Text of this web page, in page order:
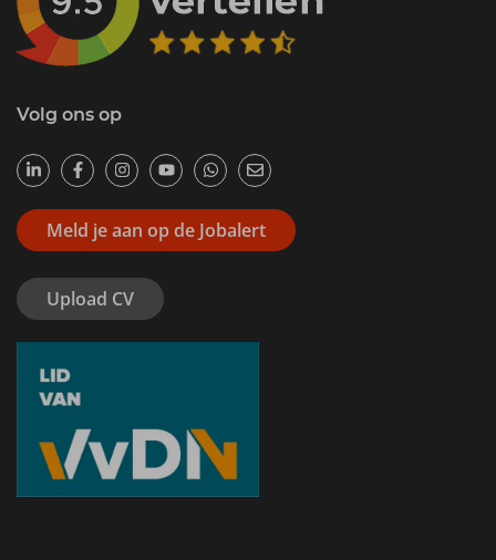
Volg ons op
Meld je aan op de Jobalert
Upload CV